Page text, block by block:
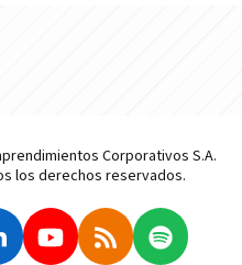
Corporativos S.A.
los derechos reservados.